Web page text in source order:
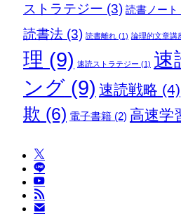
ストラテジー (3) 読書ノート
読書法(3) 読書離れ(1) 論理的文章講
理 (9) 速読ストラテジー (1) 速
ング(9) 速読戦略 (4)
欺 (6) 電子書籍(2) 高速学